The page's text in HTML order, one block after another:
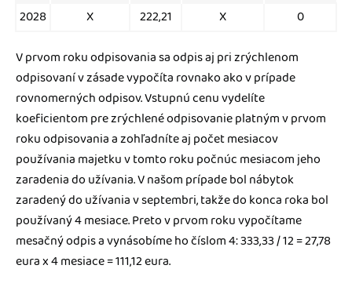
2028
X 222,21 X 0
V prvom roku odpisovania sa odpis aj pri zrýchlenom
odpisovaní v zásade vypočíta rovnako ako v prípade
rovnomerných odpisov. Vstupnú cenu vydelíte
koeficientom pre zrýchlené odpisovanie platným v prvom
roku odpisovania a zohľadníte aj počet mesiacov
používania majetku v tomto roku počnúc mesiacom jeho
zaradenia do užívania. V našom prípade bol nábytok
zaradený do užívania v septembri, takže do konca roka bol
používaný 4 mesiace. Preto v prvom roku vypočítame
mesačný odpis a vynásobíme ho číslom 4: 333,33 / 12 = 27,78
eura x 4 mesiace = 111,12 eura.